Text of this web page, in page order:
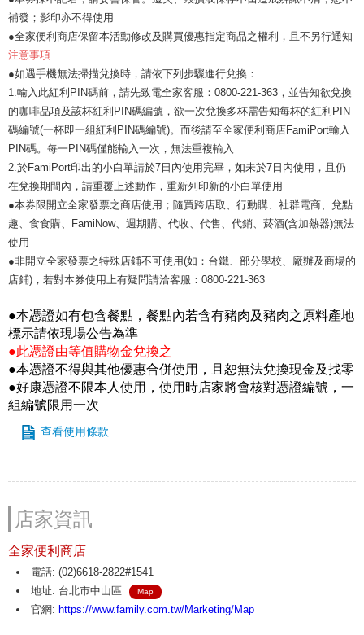
補發；影印亦不得使用
●全家便利商店保留本活動修改及購買優惠指定商品之權利，且不另行通知
注意事項
●如遇手機無法掃描兌換時，請依下列步驟進行兌換：
1.輸入此紅利PIN碼前，請先致電全家客服：0800-221-363，並告知欲兌換
的咖啡品項及該杯紅利PIN碼編號，欲一次兌換多杯需告知每杯的紅利PIN
碼編號(一杯即一組紅利PIN碼編號)。而後請至全家便利商店FamiPort輸入
PIN碼。每一PIN碼僅能輸入一次，無法重複輸入
2.於FamiPort印出的小白單請於7日內使用完畢，如未於7日內使用，且仍
在兌換期間內，請重覆上述動作，重新列印新的小白單使用
●本券限開立全家發票之商店使用；隨買跨店取、行動購、社群電商、兌點
趣、食食購、FamiNow、週期購、代收、代售、代銷、菸酒(含加熱器)無法
使用
●非開立全家發票之特殊店鋪不可使用(如：台鐵、部分學校、廠辦及商場的
店鋪)，若對本券使用上有疑問請洽客服：0800-221-363
●本憑證如有包含餐點，餐點內若含有豬肉及豬肉之原料產地
標示請依現場公告為準
●此憑證由等值購物金兌換之
●本憑證不得與其他優惠合併使用，且恕無法兌換現金及找零
●好康憑證不限本人使用，使用時店家將會核對憑證編號，一
組編號限用一次
查看使用條款
店家資訊
全家便利商店
電話: (02)6618-2822#1541
地址: 台北市中山區
Map
官網: https://www.family.com.tw/Marketing/Map